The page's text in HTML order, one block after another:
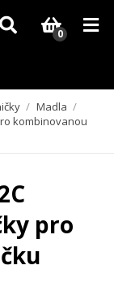
nejsou skladem,
0
/ Madla /
kombinovanou
pro